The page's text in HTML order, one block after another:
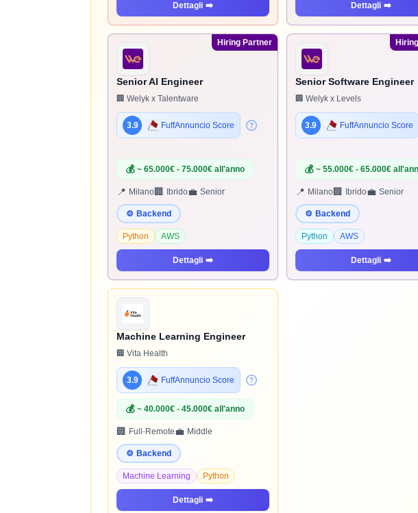
Dettagli ➡️ Dettagli ➡️
Hiring Partner
Senior AI Engineer
🏢 Welyk x Talentware
3.9 FuffAnnuncio Score
💰 ~ 65.000€ - 75.000€ all'anno
📍 Milano🏢 Ibrido💼 Senior
⚙️ Backend
Python AWS
Dettagli ➡️
Senior Software Engineer
🏢 Welyk x Levels
3.9 FuffAnnuncio Score
💰 ~ 55.000€ - 65.000€
📍 Milano🏢 Ibrido💼 Senior
⚙️ Backend
Python AWS
Dettagli ➡️
Machine Learning Engineer
🏢 Vita Health
3.9 FuffAnnuncio Score
💰 ~ 40.000€ - 45.000€ all'anno
🏢 Full-Remote💼 Middle
⚙️ Backend
Machine Learning Python
Dettagli ➡️